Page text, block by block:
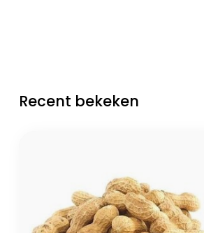
Recent bekeken